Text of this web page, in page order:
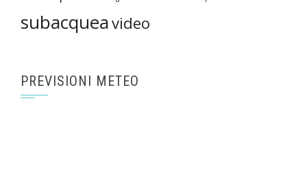
subacqueavideo
PREVISIONI METEO